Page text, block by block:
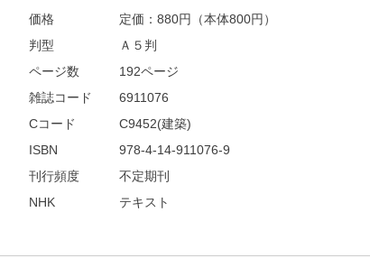
価格 定価： 880円（本体800円）
判型
Ａ５判
ページ数
192ページ
雑誌コード
6911076
Cコード
C9452(建築)
ISBN
978-4-14-911076-9
刊行頻度
不定期刊
NHK
テキスト